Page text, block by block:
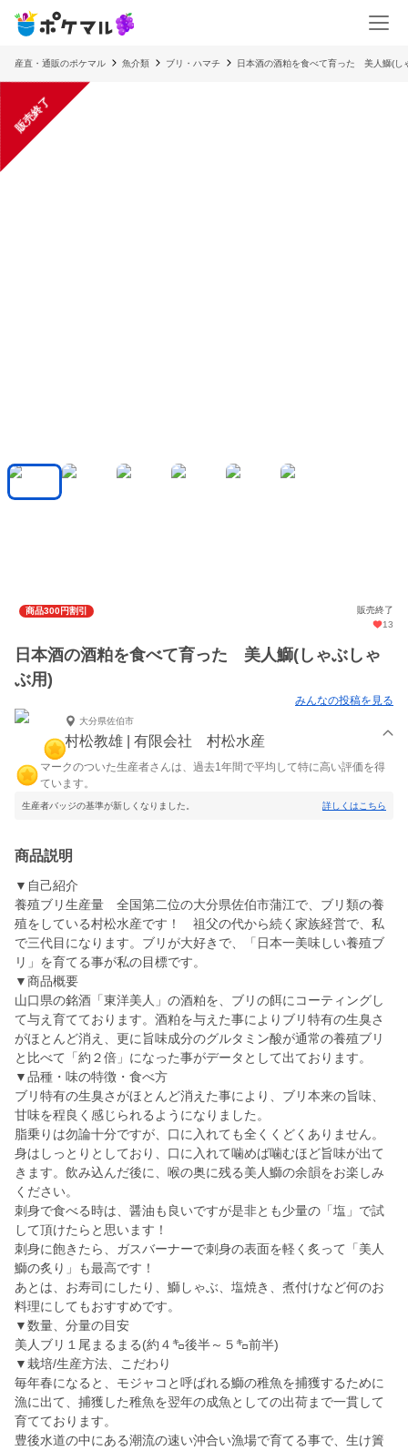
産直・通販のポケマル 魚介類 ブリ・ハマチ 日本酒の酒粕を食べて育った 美人鰤(し
販売終了
商品300円割引
販売終了
13
日本酒の酒粕を食べて育った 美人鰤(しゃぶしゃ
ぶ用)
みんなの投稿を見る
大分県佐伯市
村松教雄 | 有限会社 村松水産
マークのついた生産者さんは、過去1年間で平均して特に高い評価を得
ています。
生産者バッジの基準が新しくなりました。 詳しくはこちら
商品説明
▼自己紹介
養殖ブリ生産量 全国第二位の大分県佐伯市蒲江で、ブリ類の養
殖をしている村松水産です！ 祖父の代から続く家族経営で、私
で三代目になります。ブリが大好きで、「日本一美味しい養殖ブ
リ」を育てる事が私の目標です。
▼商品概要
山口県の銘酒「東洋美人」の酒粕を、ブリの餌にコーティングし
て与え育てております。酒粕を与えた事によりブリ特有の生臭さ
がほとんど消え、更に旨味成分のグルタミン酸が通常の養殖ブリ
と比べて「約２倍」になった事がデータとして出ております。
▼品種・味の特徴・食べ方
ブリ特有の生臭さがほとんど消えた事により、ブリ本来の旨味、
甘味を程良く感じられるようになりました。
脂乗りは勿論十分ですが、口に入れても全くくどくありません。
身はしっとりとしており、口に入れて噛めば噛むほど旨味が出て
きます。飲み込んだ後に、喉の奥に残る美人鰤の余韻をお楽しみ
ください。
刺身で食べる時は、醤油も良いですが是非とも少量の「塩」で試
して頂けたらと思います！
刺身に飽きたら、ガスバーナーで刺身の表面を軽く炙って「美人
鰤の炙り」も最高です！
あとは、お寿司にしたり、鰤しゃぶ、塩焼き、煮付けなど何のお
料理にしてもおすすめです。
▼数量、分量の目安
美人ブリ１尾まるまる(約４㌔後半～５㌔前半)
▼栽培/生産方法、こだわり
毎年春になると、モジャコと呼ばれる鰤の稚魚を捕獲するために
漁に出て、捕獲した稚魚を翌年の成魚としての出荷まで一貫して
育てております。
豊後水道の中にある潮流の速い沖合い漁場で育てる事で、生け簀